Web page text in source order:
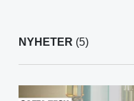
NYHETER (5)